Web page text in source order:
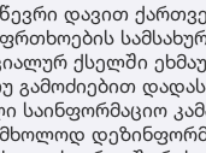
წევრი დავით
ქსელში
გამოძიებით
საინფორმაციო
მხოლოდ